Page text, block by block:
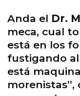
Anda el Dr.
meca, cual
está en los
fustigando
está
morenistas”,